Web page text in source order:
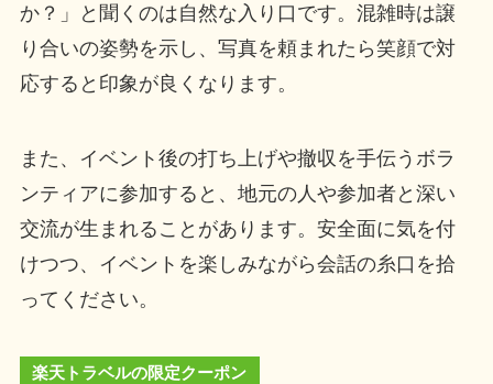
か？」と聞くのは自然な入り口です。混雑時は譲
り合いの姿勢を示し、写真を頼まれたら笑顔で対
応すると印象が良くなります。
また、イベント後の打ち上げや撤収を手伝うボラ
ンティアに参加すると、地元の人や参加者と深い
交流が生まれることがあります。安全面に気を付
けつつ、イベントを楽しみながら会話の糸口を拾
ってください。
楽天トラベルの限定クーポン